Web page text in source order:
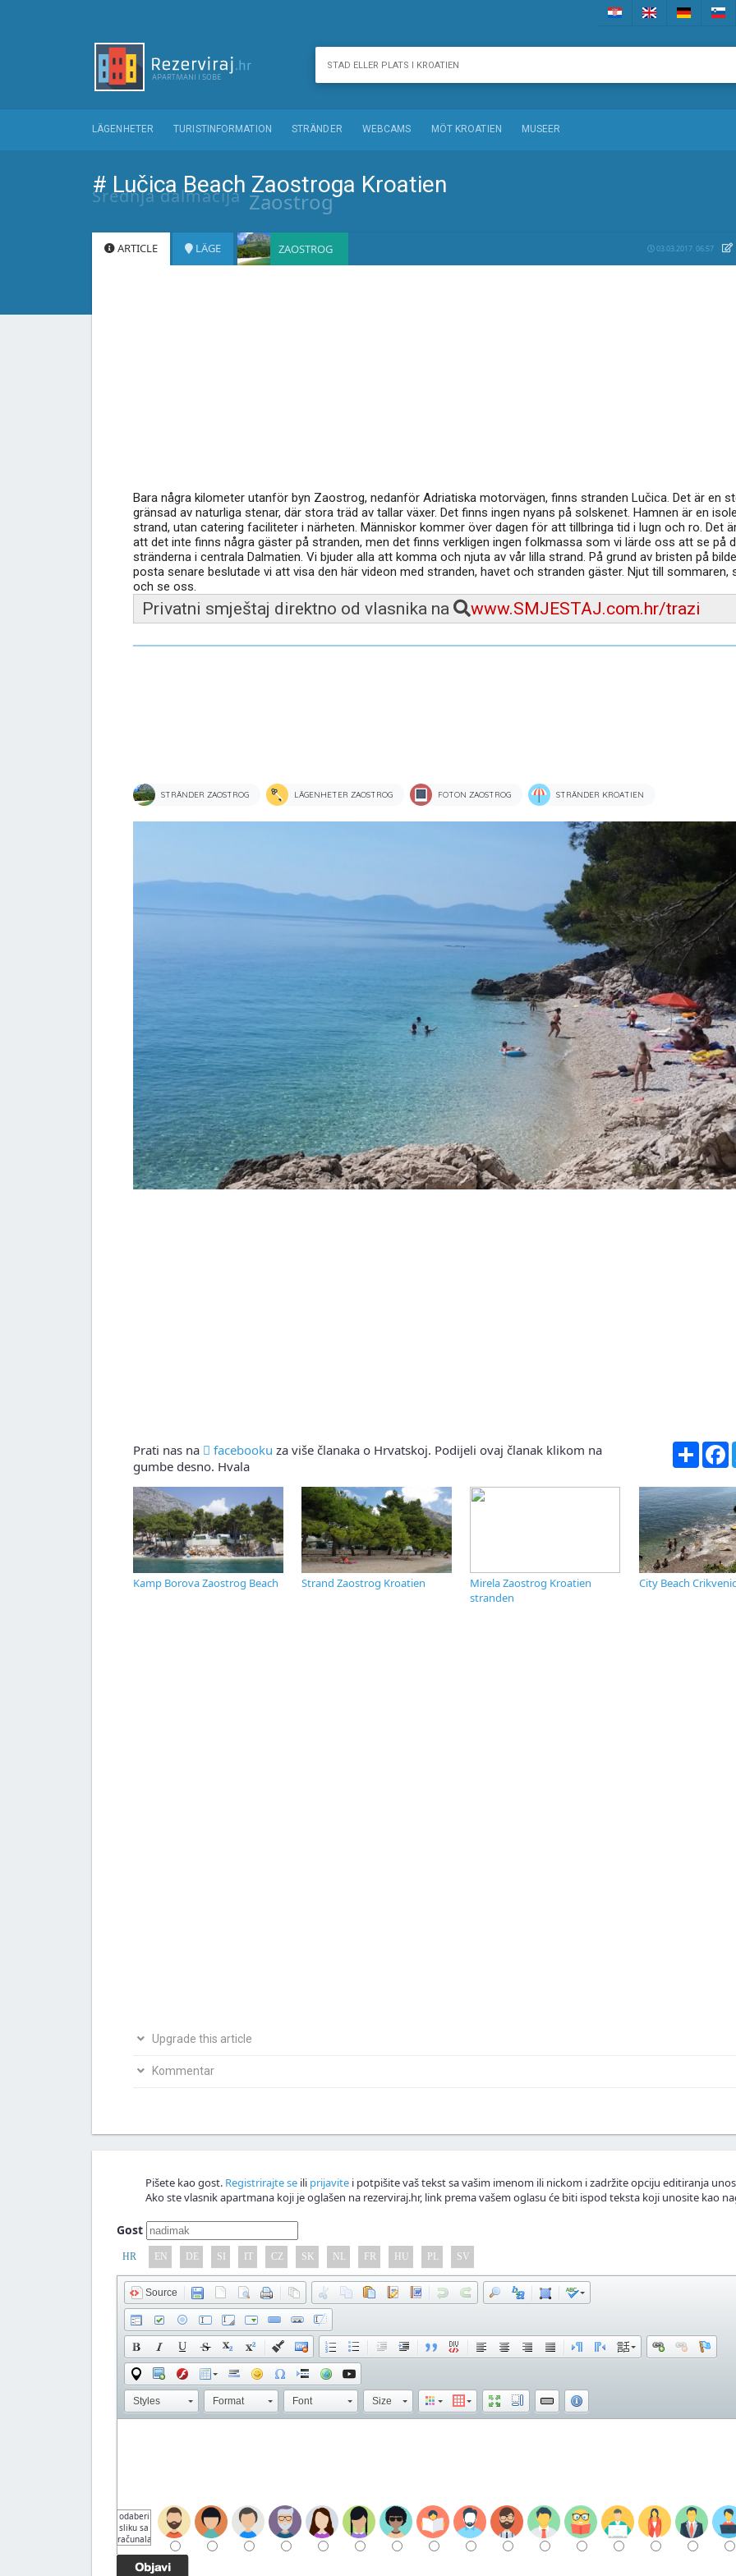
LÄGENHETER TURISTINFORMATION STRÄNDER WEBCAMS MÖT KROATIEN MUSEER
# Lučica Beach Zaostroga Kroatien
Srednja dalmacija Zaostrog
ARTICLE LÄGE ZAOSTROG 03.03.2017. 06:57
Bara några kilometer utanför byn Zaostrog, nedanför Adriatiska motorvägen, finns stranden Lučica. Det är en
gränsad av naturliga stenar, där stora träd av tallar växer. Det finns ingen nyans på solskenet. Hamnen är en
strand, utan catering faciliteter i närheten. Människor kommer över dagen för att tillbringa tid i lugn och ro. Det
att det inte finns några gäster på stranden, men det finns verkligen ingen folkmassa som vi lärde oss att se på
stränderna i centrala Dalmatien. Vi bjuder alla att komma och njuta av vår lilla strand. På grund av bristen på
posta senare beslutade vi att visa den här videon med stranden, havet och stranden gäster. Njut till sommaren,
och se oss.
Privatni smještaj direktno od vlasnika na www.SMJESTAJ.com.hr/trazi
STRÄNDER ZAOSTROG LÄGENHETER ZAOSTROG FOTON ZAOSTROG STRÄNDER KROATIEN
Prati nas na facebooku za više članaka o Hrvatskoj. Podijeli ovaj članak klikom na
gumbe desno. Hvala
Share
Kamp Borova Zaostrog Beach Strand Zaostrog Kroatien
Mirela Zaostrog Kroatien
stranden
City Beach
Upgrade this article
Bio si na ovom mjestu? Podijeli s nama svoja iskustva ili fotografije.
Kommentar
Pišete kao gost. Registrirajte se ili prijavite i potpišite vaš tekst sa vašim imenom ili nickom i zadržite opciju editiranja
Ako ste vlasnik apartmana koji je oglašen na rezerviraj.hr, link prema vašem oglasu će biti ispod teksta koji unosite kao
Gost
HR EN DE SI IT CZ SK NL FR HU PL SV
Source
Styles Format Font Size
odaberi
sliku sa
računala